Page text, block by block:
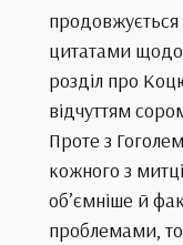
цитатами щодо
розділ про
відчуттям
Проте з
кожного з
об’ємніше й
проблемами,